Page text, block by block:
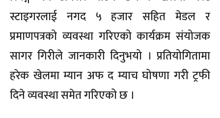
स्टाइगरलाई नगद ५ हजार सहित मेडल र
प्रमाणपत्रको व्यवस्था गरिएको कार्यक्रम संयोजक
सागर गिरीले जानकारी दिनुभयो । प्रतियोगितामा
हरेक खेलमा म्यान अफ द म्याच घोषणा गरी ट्रफी
दिने व्यवस्था समेत गरिएको छ ।